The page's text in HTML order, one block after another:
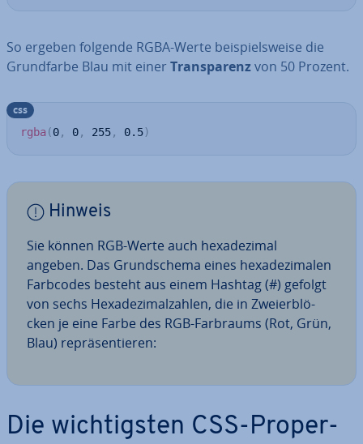
So ergeben folgende RGBA-Werte bei­spiels­wei­se die
Grund­far­be Blau mit einer Trans­pa­renzvon 50 Prozent.
rgba (0, 0, 255, 0.5)
css
Hinweis
Sie können RGB-Werte auch he­xa­de­zi­mal
angeben. Das Grund­sche­ma eines he­xa­de­zi­ma­len
Farbcodes besteht aus einem Hashtag (#) gefolgt
von sechs He­xa­de­zi­mal­zah­len, die in Zwei­er­blö­
cken je eine Farbe des RGB-Farbraums (Rot, Grün,
Blau) re­prä­sen­tie­ren:
Die wich­tigs­ten CSS-Pro­per­